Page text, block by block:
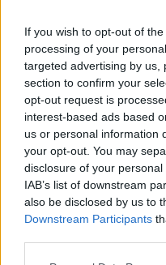
If you wish to opt-out of
processing of your
targeted advertising by us,
section to confirm your
opt-out request is
interest-based ads based
us or personal information
your opt-out. You may
disclosure of your
IAB’s list of downstream
also be disclosed by us to
Downstream Participants